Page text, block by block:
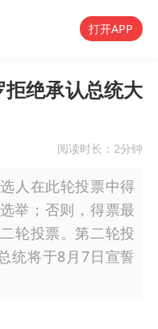
打开APP
绝承认总统大
阅读时长： 2分钟
人在此轮投票中得
举；否则，得票最
轮投票。第二轮投
统将于8月7日宣誓